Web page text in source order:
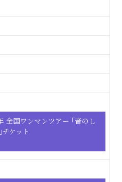
全国ワンマンツアー ｢音のし
ケット